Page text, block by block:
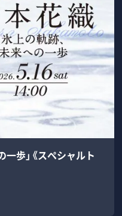
一歩」《スペシャルト